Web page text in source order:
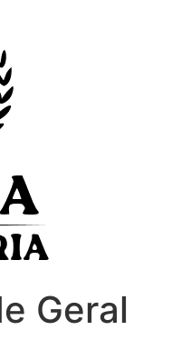
Geral